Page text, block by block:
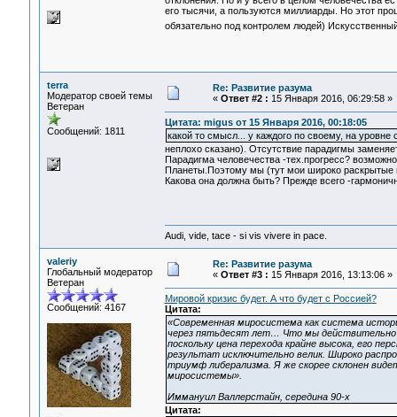
его тысячи, а пользуются миллиарды. Но этот
обязательно под контролем людей)
terra
Модератор своей темы
Ветеран
Сообщений: 1811
Re: Развитие разума
« Ответ #2 : 15 Января 2016, 06:29:58 »
Цитата: migus от 15 Января 2016, 00:18:05
какой то смысл... у каждого по своему, на уровне
неплохо сказано). Отсутствие парадигмы
Парадигма человечества -тех.прогресс?
Планеты.Поэтому мы (тут мои широко раскрытые
Какова она должна быть? Прежде всего -
Audi, vide, tace - si vis vivere in pace.
valeriy
Глобальный модератор
Ветеран
Сообщений: 4167
Re: Развитие разума
« Ответ #3 : 15 Января 2016, 13:13:06 »
Мировой кризис будет. А что будет с Россией?
Цитата:
«Современная миросистема как система
через пятьдесят лет… Что мы действительно
поскольку цена перехода крайне высока, его
результат исключительно велик. Широко
триумф либерализма. Я же скорее склонен
миросистемы».
Иммануил Валлерстайн, середина 90-х
Цитата: